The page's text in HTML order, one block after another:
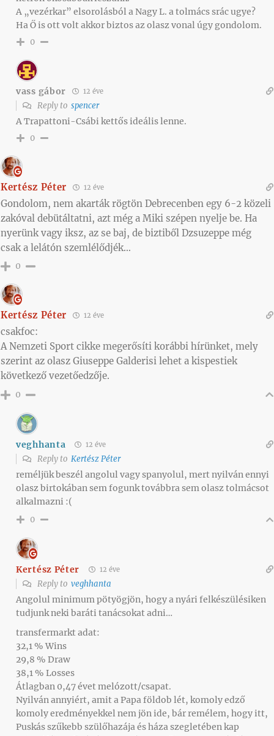
A „vezérkar” elsorolásból a Nagy L. a tolmács srác ugye?
Ha Ő is ott volt akkor biztos az olasz vonal úgy gondolom.
0
vass gábor 12 éve
Reply to spencer
A Trapattoni-Csábi kettős ideális lenne.
0
Kertész Péter 12 éve
Gondolom, nem akarták rögtön Debrecenben egy 6-2 közeli
zakóval debütáltatni, azt még a Miki szépen nyelje be. Ha
nyerünk vagy iksz, az se baj, de biztiből Dzsuzeppe még
csak a lelátón szemlélődjék…
0
Kertész Péter 12 éve
csakfoc:
A Nemzeti Sport cikke megerősíti korábbi hírünket, mely
szerint az olasz Giuseppe Galderisi lehet a kispestiek
következő vezetőedzője.
0
veghhanta 12 éve
Reply to Kertész Péter
reméljük beszél angolul vagy spanyolul, mert nyilván ennyi
olasz birtokában sem fogunk továbbra sem olasz tolmácsot
alkalmazni :(
0
Kertész Péter 12 éve
Reply to veghhanta
Angolul minimum pötyögjön, hogy a nyári felkészülésiken
tudjunk neki baráti tanácsokat adni…
transfermarkt adat:
32,1 % Wins
29,8 % Draw
38,1 % Losses
Átlagban 0,47 évet melózott/csapat.
Nyilván annyiért, amit a Papa földob lét, komoly edző
komoly eredményekkel nem jön ide, bár remélem, hogy itt,
Puskás szűkebb szülőhazája és háza szegletében kap